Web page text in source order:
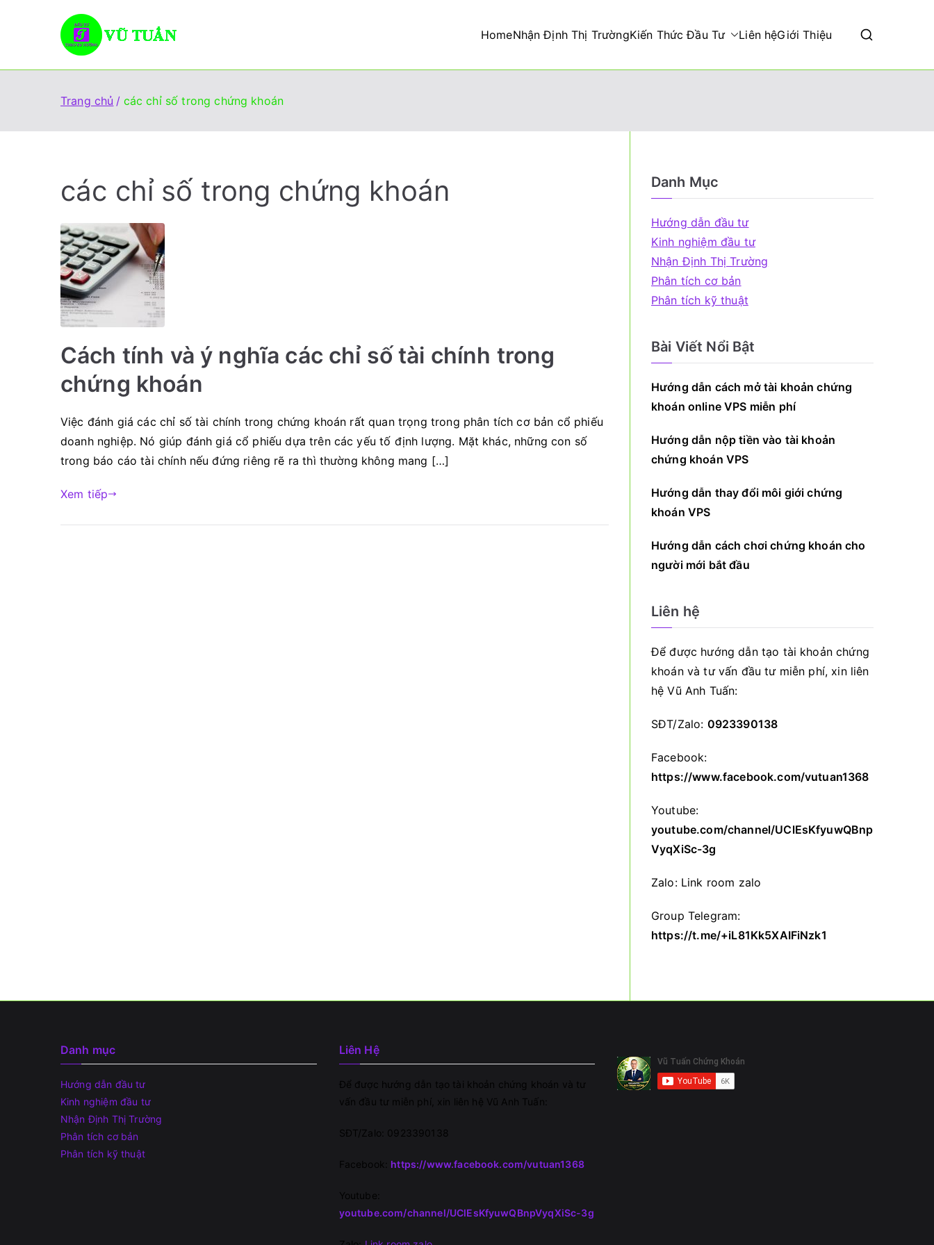
dung
HomeNhận Định Thị TrườngKiến Thức Đầu Tư Liên hệGiới Thiệu
Trang chủ các chỉ số trong chứng khoán
các chỉ số trong chứng khoán
Cách tính và ý nghĩa các chỉ số tài chính trong
chứng khoán
Việc đánh giá các chỉ số tài chính trong chứng khoán rất quan trọng trong phân tích cơ bản cổ phiếu
doanh nghiệp. Nó giúp đánh giá cổ phiếu dựa trên các yếu tố định lượng. Mặt khác, những con số
trong báo cáo tài chính nếu đứng riêng rẽ ra thì thường không mang […]
Xem tiếp
Danh Mục
Hướng dẫn đầu tư
Kinh nghiệm đầu tư
Nhận Định Thị Trường
Phân tích cơ bản
Phân tích kỹ thuật
Bài Viết Nổi Bật
Hướng dẫn cách mở tài khoản chứng
khoán online VPS miễn phí
Hướng dẫn nộp tiền vào tài khoản
chứng khoán VPS
Hướng dẫn thay đổi môi giới chứng
khoán VPS
Hướng dẫn cách chơi chứng khoán cho
người mới bắt đầu
Liên hệ
Để được hướng dẫn tạo tài khoản chứng
khoán và tư vấn đầu tư miễn phí, xin liên
hệ Vũ Anh Tuấn:
SĐT/Zalo: 0923390138
Facebook:
https://www.facebook.com/vutuan1368
Youtube:
youtube.com/channel/UClEsKfyuwQBnp
VyqXiSc-3g
Zalo: Link room zalo
Group Telegram:
https://t.me/+iL81Kk5XAIFiNzk1
Danh mục
Hướng dẫn đầu tư
Kinh nghiệm đầu tư
Nhận Định Thị Trường
Phân tích cơ bản
Phân tích kỹ thuật
Liên Hệ
Để được hướng dẫn tạo tài khoản chứng khoán và tư
vấn đầu tư miễn phí, xin liên hệ Vũ Anh Tuấn:
SĐT/Zalo: 0923390138
Facebook: https://www.facebook.com/vutuan1368
Youtube:
youtube.com/channel/UClEsKfyuwQBnpVyqXiSc-3g